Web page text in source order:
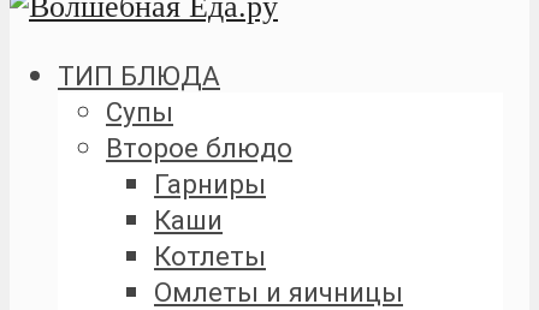
ТИП БЛЮДА
Супы
Второе блюдо
Гарниры
Каши
Котлеты
Омлеты и яичницы